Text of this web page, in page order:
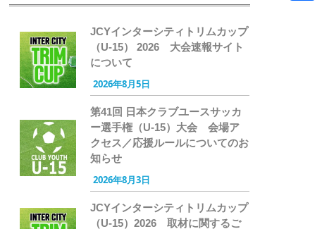
JCYインターシティトリムカップ
（U-15） 2026 大会速報サイト
について
2026年8月5日
第41回 日本クラブユースサッカ
ー選手権（U-15）大会 会場ア
クセス／応援ルールについてのお
知らせ
2026年8月3日
JCYインターシティトリムカップ
（U-15）2026 取材に関するご